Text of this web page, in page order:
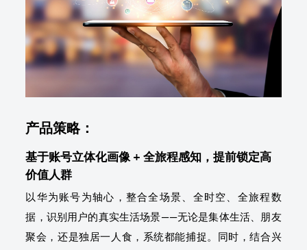
产品策略：
基于账号立体化画像 + 全旅程感知，提前锁定高
价值人群
以华为账号为轴心，整合全场景、全时空、全旅程数
据，识别用户的真实生活场景——无论是集体生活、朋友
聚会，还是独居一人食，系统都能捕捉。同时，结合兴